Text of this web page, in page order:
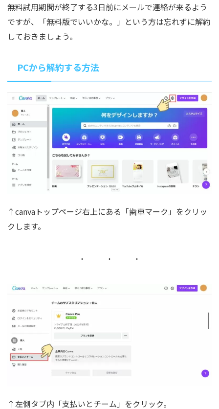
無料試用期間が終了する3日前にメールで連絡が来るよう
ですが、「無料版でいいかな。」という方は忘れずに解約
しておきましょう。
PCから解約する方法
↑canvaトップページ右上にある「歯車マーク」をクリッ
クします。
↑左側タブ内「支払いとチーム」をクリック。